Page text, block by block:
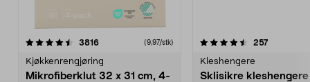
3816anmeldelser(9,97/stk)
Kjøkkenrengjøring
Mikrofiberklut 32 x 31 cm, 4-
4.5av 5 stjerner 257
Kleshengere
Sklisikre
4.5av 5 stjerner